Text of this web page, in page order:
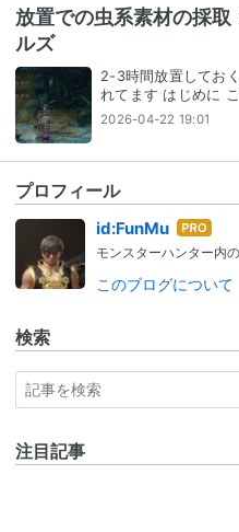
放置での虫系素材の採
ルズ
2-3時間放置してお
れてます はじめに
2026-04-22 19:01
プロフィール
id:FunMu はて
なブ
Pro
モンスターハンター内
このブログについて
検索
注目記事